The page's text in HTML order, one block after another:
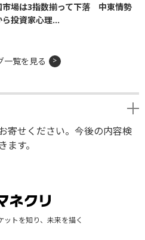
市場は3指数揃って下落 中東情勢
投資家心理...
一覧を見る
寄せください。今後の内容検
す。
ットを知り、未来を描く